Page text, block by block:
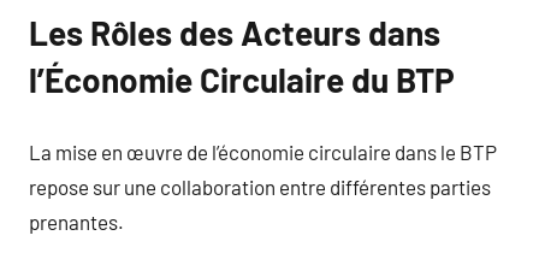
Les Rôles des Acteurs dans
l’Économie Circulaire du BTP
La mise en œuvre de l’économie circulaire dans le BTP
repose sur une collaboration entre différentes parties
prenantes.